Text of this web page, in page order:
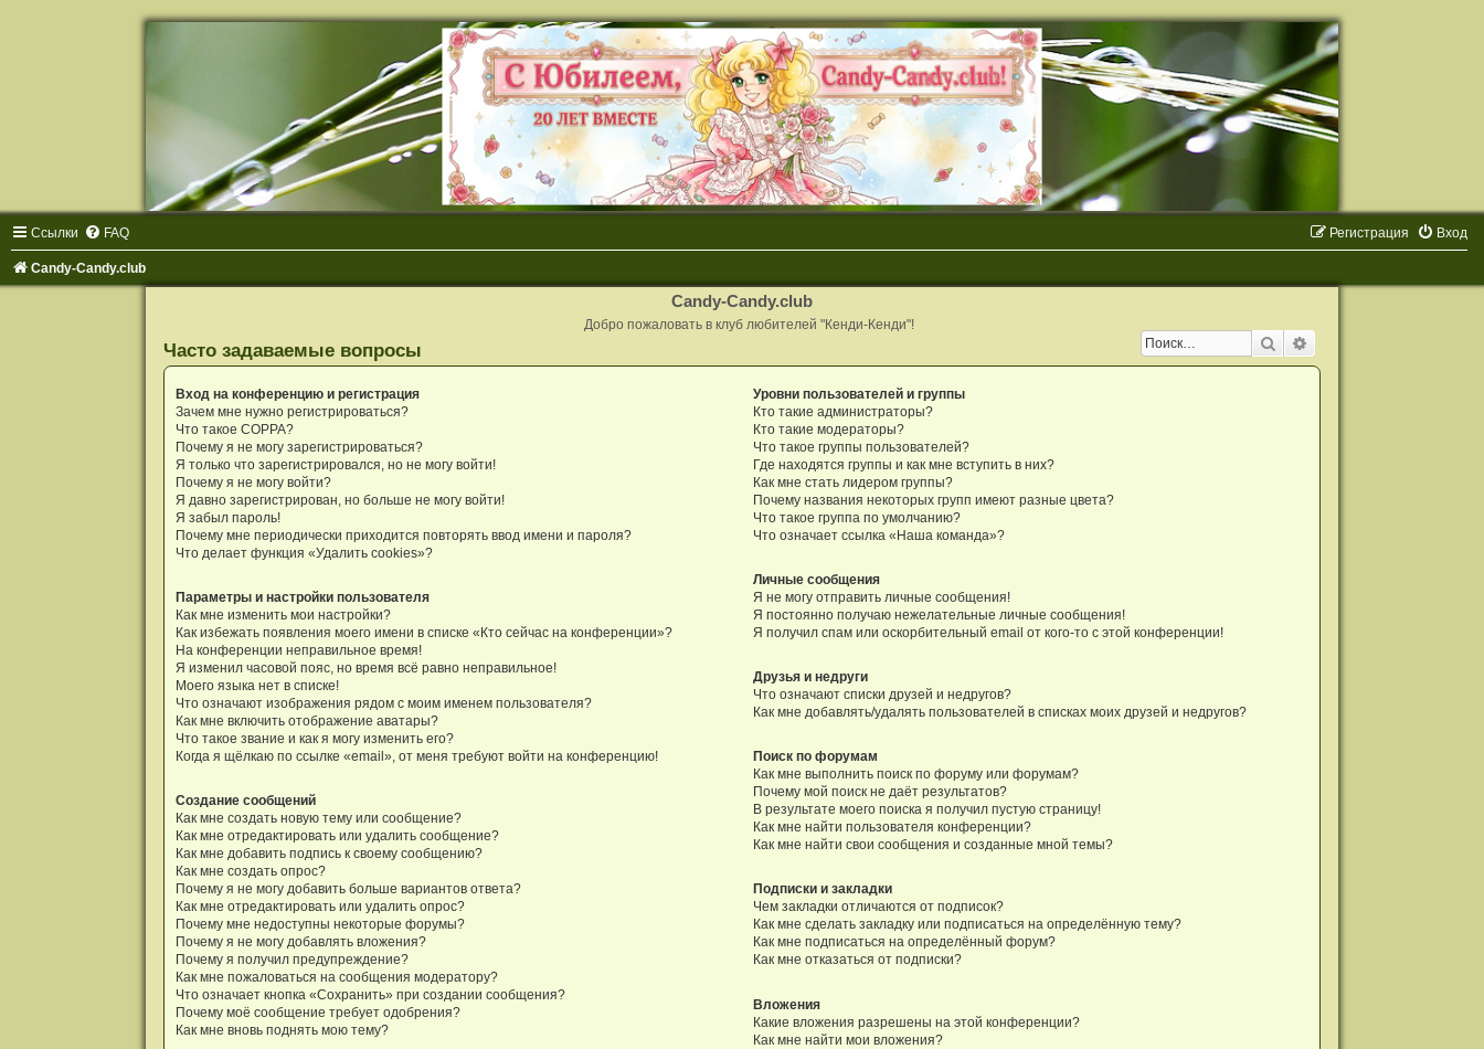
Ссылки FAQ Вход
Регистрация
Candy-Candy.club
Candy-Candy.club
Добро пожаловать в клуб любителей "Кенди-Кенди"!
Поиск
Часто задаваемые вопросы
Вход на конференцию и регистрация
Зачем мне нужно регистрироваться?
Что такое COPPA?
Почему я не могу зарегистрироваться?
Я только что зарегистрировался, но не могу войти!
Почему я не могу войти?
Я давно зарегистрирован, но больше не могу войти!
Я забыл пароль!
Почему мне периодически приходится повторять ввод имени и пароля?
Что делает функция «Удалить cookies»?
Параметры и настройки пользователя
Как мне изменить мои настройки?
Как избежать появления моего имени в списке «Кто сейчас на конференции»?
На конференции неправильное время!
Я изменил часовой пояс, но время всё равно неправильное!
Моего языка нет в списке!
Что означают изображения рядом с моим именем пользователя?
Как мне включить отображение аватары?
Что такое звание и как я могу изменить его?
Когда я щёлкаю по ссылке «email», от меня требуют войти на конференцию!
Создание сообщений
Как мне создать новую тему или сообщение?
Как мне отредактировать или удалить сообщение?
Как мне добавить подпись к своему сообщению?
Как мне создать опрос?
Почему я не могу добавить больше вариантов ответа?
Как мне отредактировать или удалить опрос?
Почему мне недоступны некоторые форумы?
Почему я не могу добавлять вложения?
Почему я получил предупреждение?
Как мне пожаловаться на сообщения модератору?
Что означает кнопка «Сохранить» при создании сообщения?
Почему моё сообщение требует одобрения?
Как мне вновь поднять мою тему?
Уровни пользователей и группы
Кто такие администраторы?
Кто такие модераторы?
Что такое группы пользователей?
Где находятся группы и как мне вступить в них?
Как мне стать лидером группы?
Почему названия некоторых групп имеют разные цвета?
Что такое группа по умолчанию?
Что означает ссылка «Наша команда»?
Личные сообщения
Я не могу отправить личные сообщения!
Я постоянно получаю нежелательные личные сообщения!
Я получил спам или оскорбительный email от кого-то с этой конференции!
Друзья и недруги
Что означают списки друзей и недругов?
Как мне добавлять/удалять пользователей в списках моих друзей и недругов?
Поиск по форумам
Как мне выполнить поиск по форуму или форумам?
Почему мой поиск не даёт результатов?
В результате моего поиска я получил пустую страницу!
Как мне найти пользователя конференции?
Как мне найти свои сообщения и созданные мной темы?
Подписки и закладки
Чем закладки отличаются от подписок?
Как мне сделать закладку или подписаться на определённую тему?
Как мне подписаться на определённый форум?
Как мне отказаться от подписки?
Вложения
Какие вложения разрешены на этой конференции?
Как мне найти мои вложения?